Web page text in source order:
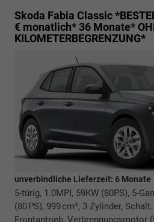
Skoda Fabia Classic
€ monatlich* 36 Monate*
KILOMETERBEGRENZUNG*
unverbindliche Lieferzeit: 6 Monate
5-türig, 1.0MPI, 59KW (80PS), 5-
(80 PS), 999 cm³, 3 Zylinder, Schalt.
Frontantrieb, Verbrennungsmotor